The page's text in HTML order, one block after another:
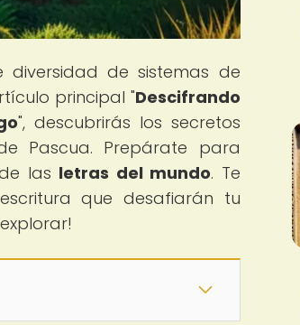
diversidad de sistemas de
principal "Descifrando
", descubrirás los secretos
Pascua. Prepárate para
las letras del mundo. Te
que desafiarán tu